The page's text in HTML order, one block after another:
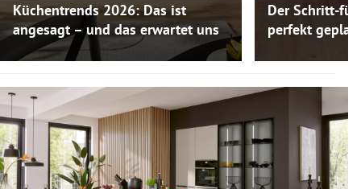
Küchentrends 2026: Das ist
angesagt – und das erwartet uns
Der Schritt-
perfekt